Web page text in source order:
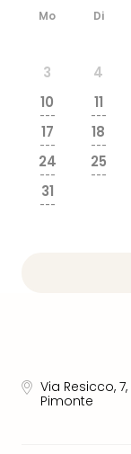
Mo Di
3
4
10
---
11
---
17
---
18
---
24
---
25
---
31
---
Via Resicco, 7,
Pimonte